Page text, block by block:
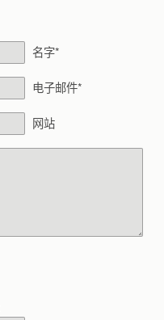
名字*
电子邮件*
网站